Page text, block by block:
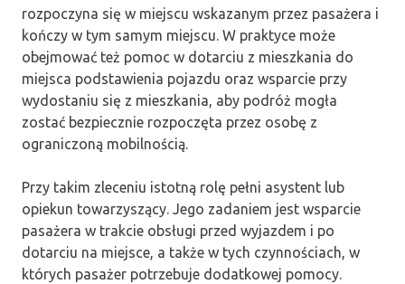
rozpoczyna się w miejscu wskazanym przez pasażera i
kończy w tym samym miejscu. W praktyce może
obejmować też pomoc w dotarciu z mieszkania do
miejsca podstawienia pojazdu oraz wsparcie przy
wydostaniu się z mieszkania, aby podróż mogła
zostać bezpiecznie rozpoczęta przez osobę z
ograniczoną mobilnością.
Przy takim zleceniu istotną rolę pełni asystent lub
opiekun towarzyszący. Jego zadaniem jest wsparcie
pasażera w trakcie obsługi przed wyjazdem i po
dotarciu na miejsce, a także w tych czynnościach, w
których pasażer potrzebuje dodatkowej pomocy.